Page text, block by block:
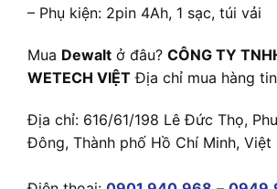
– Phụ kiện: 2pin 4Ah, 1 sạc, túi vải
Mua Dewalt ở đâu? CÔNG TY
WETECH VIỆT Địa chỉ mua hàng
Địa chỉ: 616/61/198 Lê Đức Thọ,
Đông, Thành phố Hồ Chí Minh, Việt